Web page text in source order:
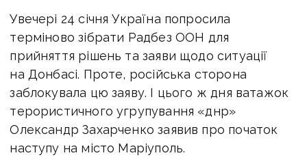
Увечері 24 січня Україна попросила
терміново зібрати Радбез ООН для
прийняття рішень та заяви щодо ситуації
на Донбасі. Проте, російська сторона
заблокувала цю заяву. І цього ж дня ватажок
терористичного угрупування «днр»
Олександр Захарченко заявив про початок
наступу на місто Маріуполь.